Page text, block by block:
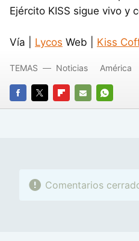
Ejército KISS sigue vivo y
Vía | Lycos Web | Kiss
FACEBOOK
TWITTERFLIPBOARD
E-
TEMAS Noticias América
Comentarios